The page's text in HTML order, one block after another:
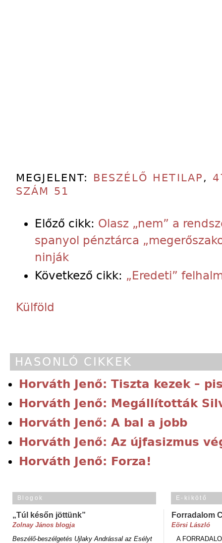
MEGJELENT: BESZÉLŐ HETILAP ,
SZÁM 51
Előző cikk: Olasz „nem” a
spanyol pénztárca
ninják
Következő cikk: „Eredeti”
Külföld
HASONLÓ CIKKEK
Horváth Jenő: Tiszta kezek –
Horváth Jenő: Megállították
Horváth Jenő: A bal a jobb
Horváth Jenő: Az újfasizmus
Horváth Jenő: Forza!
Blogok
„Túl későn jöttünk”
Zolnay János blogja
Beszélő-beszélgetés Ujlaky Andrással az Esélyt
E-kikötő
Forradalom
Eörsi László
A